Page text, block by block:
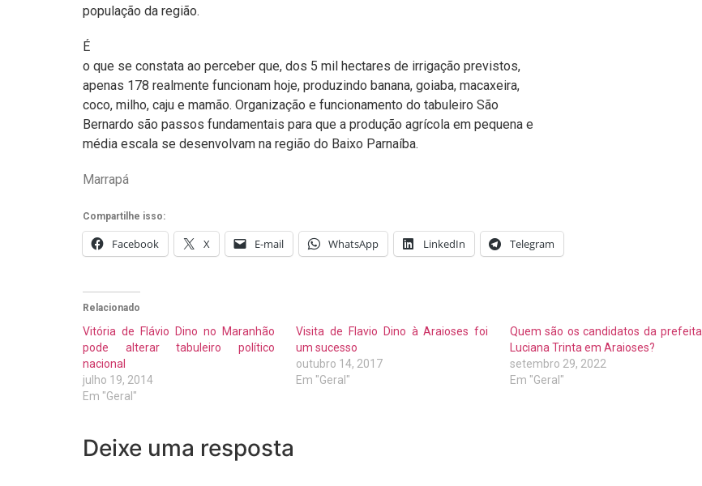
população da região.
É
o que se constata ao perceber que, dos 5 mil hectares de irrigação previstos,
apenas 178 realmente funcionam hoje, produzindo banana, goiaba, macaxeira,
coco, milho, caju e mamão. Organização e funcionamento do tabuleiro São
Bernardo são passos fundamentais para que a produção agrícola em pequena e
média escala se desenvolvam na região do Baixo Parnaíba.
Marrapá
Compartilhe isso:
Facebook X E-mail WhatsApp LinkedIn Telegram
Relacionado
Vitória de Flávio Dino no Maranhão
pode alterar tabuleiro político
nacional
julho 19, 2014
Em "Geral"
Visita de Flavio Dino à Araioses foi
um sucesso
outubro 14, 2017
Em "Geral"
Quem são os candidatos da prefeita
Luciana Trinta em Araioses?
setembro 29, 2022
Em "Geral"
Deixe uma resposta